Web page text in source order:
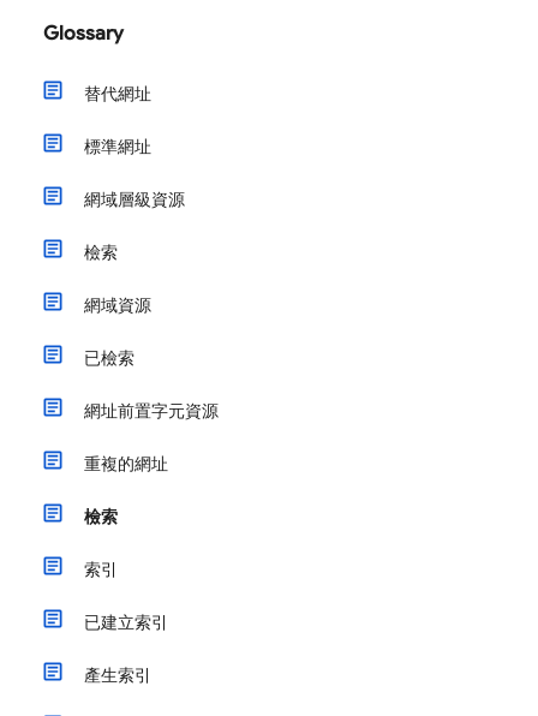
Glossary
替代網址
標準網址
網域層級資源
檢索
網域資源
已檢索
網址前置字元資源
重複的網址
檢索
索引
已建立索引
產生索引